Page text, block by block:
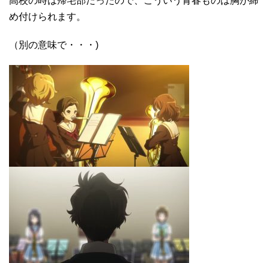
め付けられます。
（別の意味で・・・)